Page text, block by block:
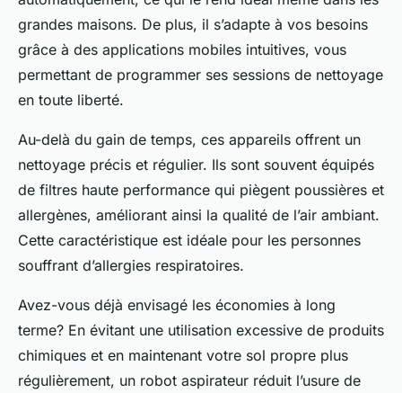
grandes maisons. De plus, il s’adapte à vos besoins
grâce à des applications mobiles intuitives, vous
permettant de programmer ses sessions de nettoyage
en toute liberté.
Au-delà du gain de temps, ces appareils offrent un
nettoyage précis et régulier. Ils sont souvent équipés
de filtres haute performance qui piègent poussières et
allergènes, améliorant ainsi la qualité de l’air ambiant.
Cette caractéristique est idéale pour les personnes
souffrant d’allergies respiratoires.
Avez-vous déjà envisagé les économies à long
terme? En évitant une utilisation excessive de produits
chimiques et en maintenant votre sol propre plus
régulièrement, un robot aspirateur réduit l’usure de